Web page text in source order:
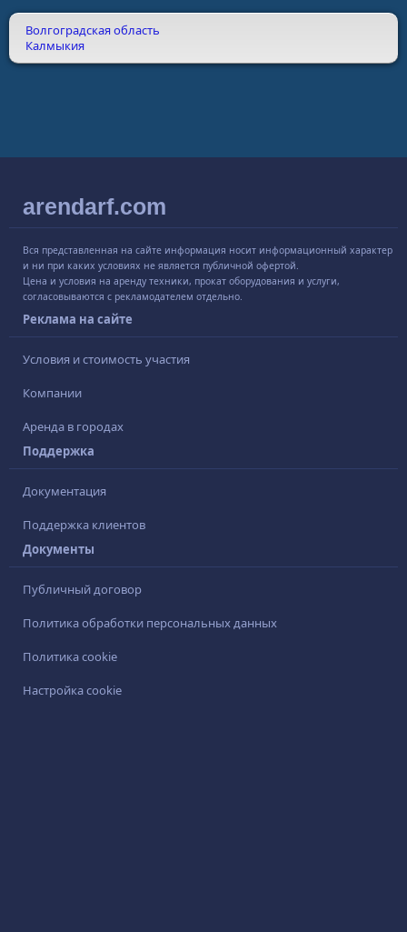
Волгоградская область
Калмыкия
arendarf.com
Вся представленная на сайте информация носит информационный характер
и ни при каких условиях не является публичной офертой.
Цена и условия на аренду техники, прокат оборудования и услуги,
согласовываются с рекламодателем отдельно.
Реклама на сайте
Условия и стоимость участия
Компании
Аренда в городах
Поддержка
Документация
Поддержка клиентов
Документы
Публичный договор
Политика обработки персональных данных
Политика cookie
Настройка cookie